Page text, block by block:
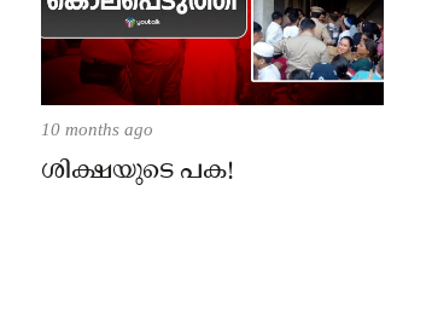
10 months ago
ശിക്ഷയുടെ പക!